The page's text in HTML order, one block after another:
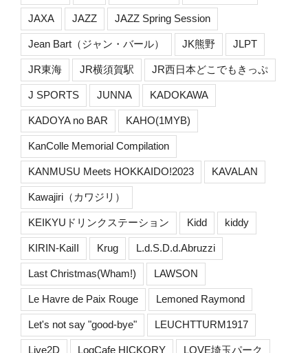
JAXA JAZZ JAZZ Spring Session
Jean Bart（ジャン・バール） JK熊野 JLPT
JR東海 JR横須賀駅 JR西日本どこでもきっぷ
J SPORTS JUNNA KADOKAWA
KADOYA no BAR KAHO(1MYB)
KanColle Memorial Compilation
KANMUSU Meets HOKKAIDO!2023 KAVALAN
Kawajiri（カワジリ）
KEIKYUドリンクステーション Kidd kiddy
KIRIN-KaiII Krug L.d.S.D.d.Abruzzi
Last Christmas(Wham!) LAWSON
Le Havre de Paix Rouge Lemoned Raymond
Let's not say "good-bye" LEUCHTTURM1917
Live2D LogCafe HICKORY LOVE埼玉パーク